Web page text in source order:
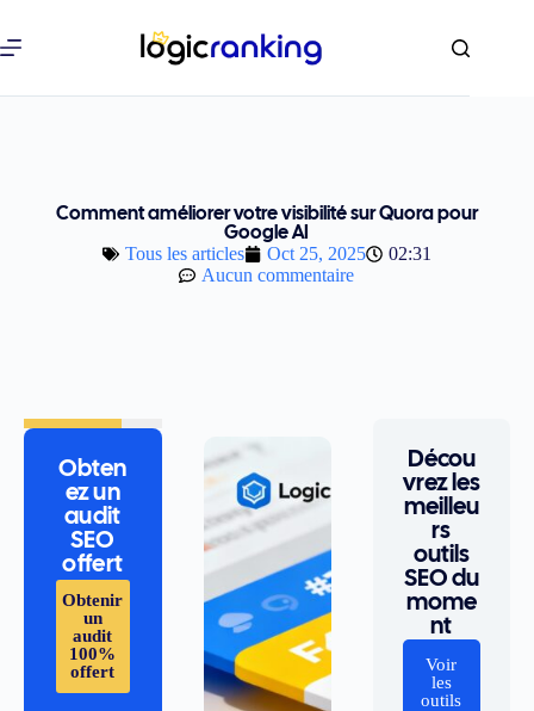
Comment améliorer votre visibilité sur Quora pour
Google AI
Tous les articles Oct 25, 2025
02:31
Aucun commentaire
Obten
ez un
audit
SEO
offert
Obtenir
un
audit
100%
offert
Décou
vrez les
meilleu
rs
outils
SEO du
mome
nt
Voir
les
outils